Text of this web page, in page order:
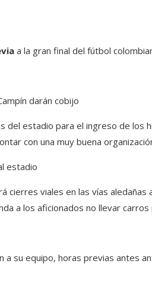
a la gran final del fútbol
darán cobijo
del estadio para el ingreso de los
con una muy buena
estadio
cierres viales en las vías
a los aficionados no llevar
a su equipo, horas previas antes